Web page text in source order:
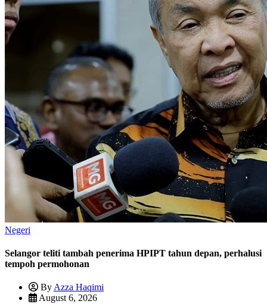
Negeri
Selangor teliti tambah penerima HPIPT tahun depan, perhalusi
tempoh permohonan
By Azza Haqimi
August 6, 2026